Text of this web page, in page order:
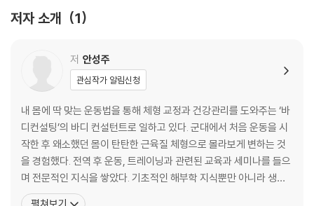
내로우 니 푸시업
인클라인 니 푸시업
내로우 푸시업
와이드 푸시업
인클라인 푸시업
디클라인 푸시업
밴드 프레스
밴드 플라이
밴드 크로스 오버
저자 소개 1
저 안성주
관심작가 알림신청
내 몸에 딱 맞는 운동법을 통해 체형 교정과 건강관리를 도와주는 ‘바
디컨설팅’의 바디 컨설턴트로 일하고 있다. 군대에서 처음 운동을 시
작한 후 왜소했던 몸이 탄탄한 근육질 체형으로 몰라보게 변하는 것
을 경험했다. 전역 후 운동, 트레이닝과 관련된 교육과 세미나를 들으
며 전문적인 지식을 쌓았다. 기초적인 해부학 지식뿐만 아니라 생리
학, 영양학, 트레이닝론 및 재활과 체형 교정에 관한 분야까지 다양하